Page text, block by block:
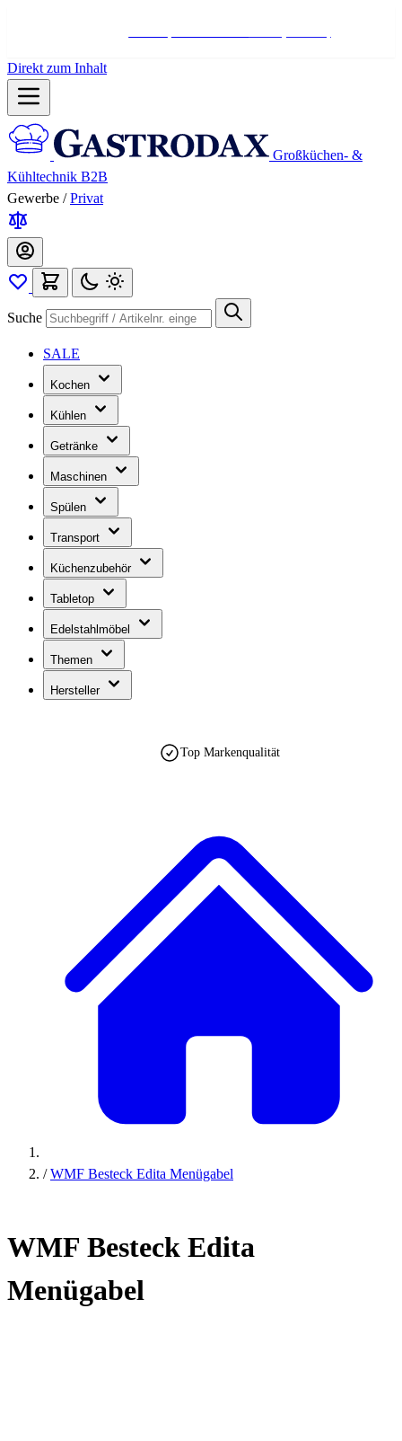
Direkt zum Inhalt
Großküchen- &
Kühltechnik B2B
Gewerbe / Privat
Suche
SALE
Kochen
Kühlen
Getränke
Maschinen
Spülen
Transport
Küchenzubehör
Tabletop
Edelstahlmöbel
Themen
Hersteller
Top Markenqualität
/ WMF Besteck Edita Menügabel
WMF Besteck Edita
Menügabel